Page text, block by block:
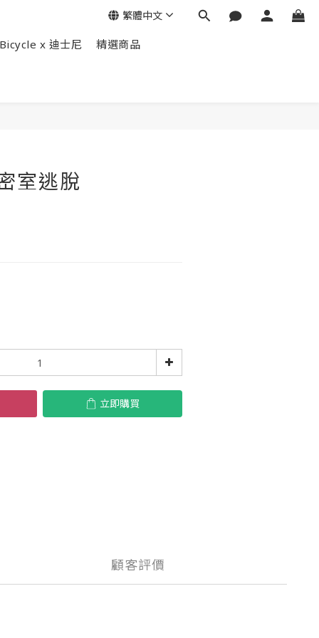
x 迪士尼 精選商品
繁體中文
室逃脫
立即購買
顧客評價